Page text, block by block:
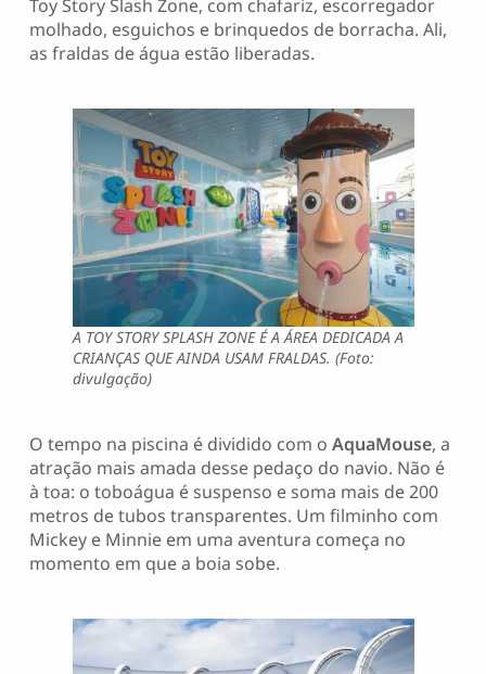
Toy Story Slash Zone, com chafariz, escorregador
molhado, esguichos e brinquedos de borracha. Ali,
as fraldas de água estão liberadas.
A TOY STORY SPLASH ZONE É A ÁREA DEDICADA A
CRIANÇAS QUE AINDA USAM FRALDAS. (Foto:
divulgação)
O tempo na piscina é dividido com o AquaMouse, a
atração mais amada desse pedaço do navio. Não é
à toa: o toboágua é suspenso e soma mais de 200
metros de tubos transparentes. Um filminho com
Mickey e Minnie em uma aventura começa no
momento em que a boia sobe.